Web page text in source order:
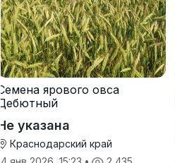
Семена ярового овса
Дебютный
Не указана
Краснодарский край